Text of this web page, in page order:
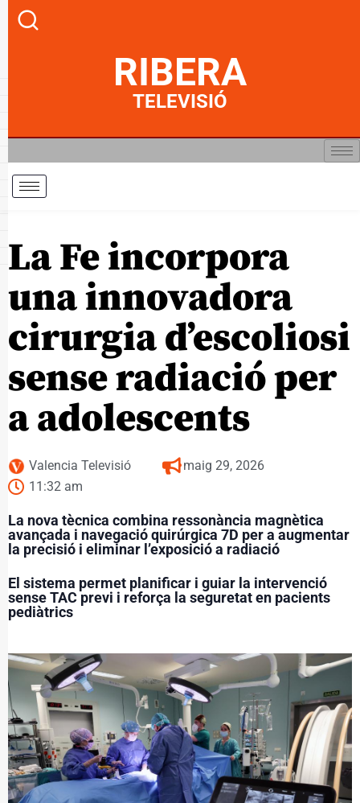
RIBERA
TELEVISIÓ
La Fe incorpora
una innovadora
cirurgia d’escoliosi
sense radiació per
a adolescents
Valencia Televisió
maig 29, 2026
11:32 am
La nova tècnica combina ressonància magnètica
avançada i navegació quirúrgica 7D per a augmentar
la precisió i eliminar l’exposició a radiació
El sistema permet planificar i guiar la intervenció
sense TAC previ i reforça la seguretat en pacients
pediàtrics